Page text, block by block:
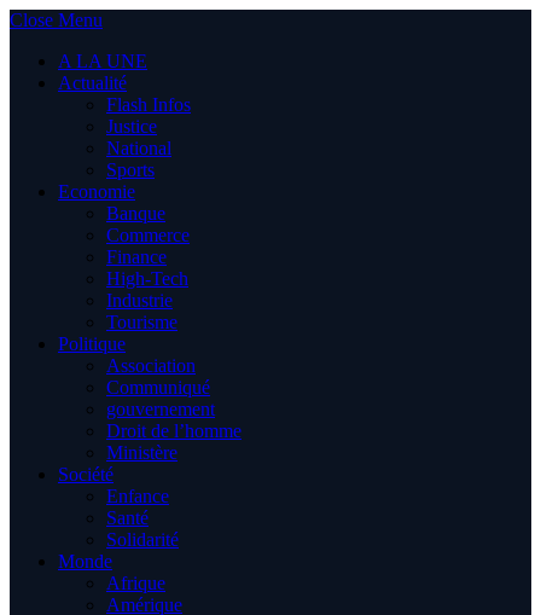
Close Menu
A LA UNE
Actualité
Flash Infos
Justice
National
Sports
Economie
Banque
Commerce
Finance
High-Tech
Industrie
Tourisme
Politique
Association
Communiqué
gouvernement
Droit de l’homme
Ministère
Société
Enfance
Santé
Solidarité
Monde
Afrique
Amérique